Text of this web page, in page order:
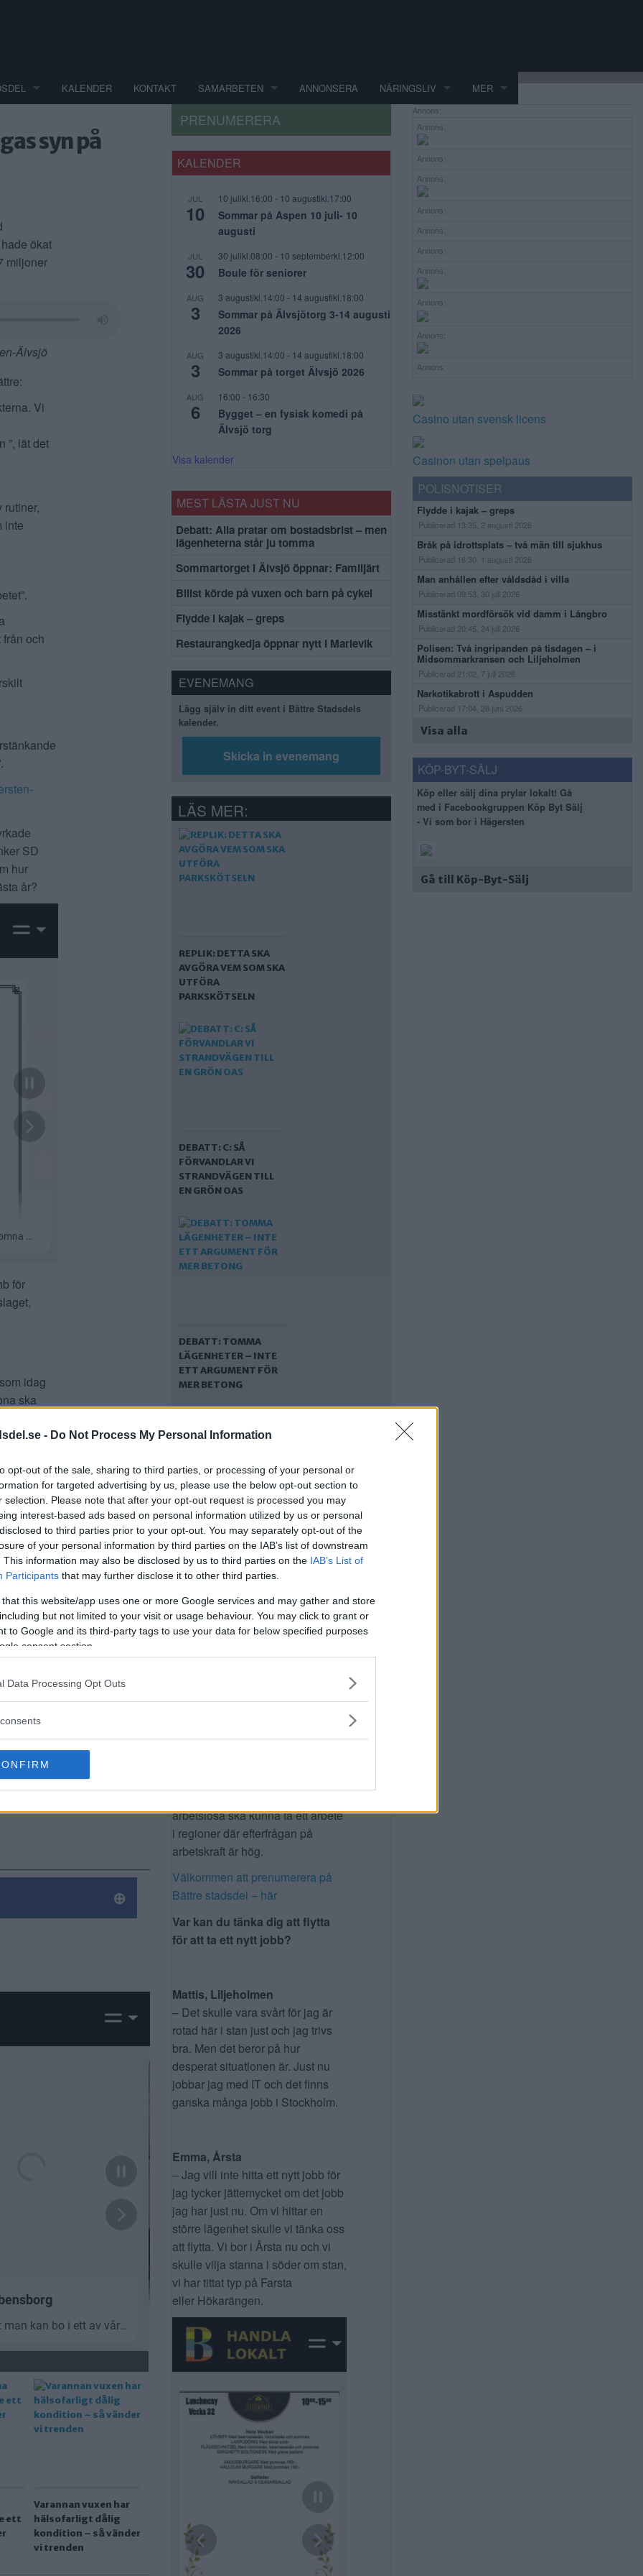
- Do Not Process My Personal Information
opt-out of the sale, sharing to third parties, or processing of your personal or
for targeted advertising by us, please use the below opt-out section to
selection. Please note that after your opt-out request is processed you may
interest-based ads based on personal information utilized by us or personal
to third parties prior to your opt-out. You may separately opt-out of the
of your personal information by third parties on the IAB’s list of downstream
This information may also be disclosed by us to third parties on the IAB’s List of
Participants that may further disclose it to other third parties.
that this website/app uses one or more Google services and may gather and store
but not limited to your visit or usage behaviour. You may click to grant or
to Google and its third-party tags to use your data for below specified purposes
consent section.
Data Processing Opt Outs
KALENDER KONTAKT SAMARBETEN ANNONSERA NÄRINGSLIV MER
syn på
ökat
miljoner
Älvsjö
Vi
”, lät det
inte
och
SD
hur
år?
för
idag
ska
Var
om
om
dyrare,
Då
ett
Varannan vuxen har
hälsofarligt dålig
kondition – så vänder
vi trenden
PRENUMERERA
KALENDER
JUL
10
10 julikl.16:00 - 10 augustikl.17:00
Sommar på Aspen 10 juli- 10
augusti
JUL
30
30 julikl.08:00 - 10 septemberkl.12:00
Boule för seniorer
AUG
3
3 augustikl.14:00 - 14 augustikl.18:00
Sommar på Älvsjötorg 3-14 augusti
2026
AUG
3
3 augustikl.14:00 - 14 augustikl.18:00
Sommar på torget Älvsjö 2026
AUG
6
16:00 - 16:30
Bygget – en fysisk komedi på
Älvsjö torg
Visa kalender
MEST LÄSTA JUST NU
Debatt: Alla pratar om bostadsbrist – men
lägenheterna står ju tomma
Sommartorget i Älvsjö öppnar: Familjärt
Bilist körde på vuxen och barn på cykel
Flydde i kajak – greps
Restaurangkedja öppnar nytt i Marievik
EVENEMANG
Lägg själv in ditt event i Bättre Stadsdels
kalender.
Skicka in evenemang
LÄS MER:
REPLIK: DETTA SKA
AVGÖRA VEM SOM SKA
UTFÖRA
PARKSKÖTSELN
DEBATT: C: SÅ
FÖRVANDLAR VI
STRANDVÄGEN TILL
EN GRÖN OAS
DEBATT: TOMMA
LÄGENHETER – INTE
ETT ARGUMENT FÖR
MER BETONG
VARANNAN VUXEN
HAR HÄLSOFARLIGT
DÅLIG KONDITION –
SÅ VÄNDER VI
DAGENS FRÅGA
Regeringen har gett
ta fram förslag på ett nytt flyttstöd
arbetslösa ska kunna ta ett arbete
i regioner där efterfrågan på
arbetskraft är hög.
Välkommen att prenumerera på
Bättre stadsdel – här
Var kan du tänka dig att flytta
för att ta ett nytt jobb?
Mattis, Liljeholmen
– Det skulle vara svårt för jag är
rotad här i stan just och jag trivs
bra. Men det beror på hur
desperat situationen är. Just nu
jobbar jag med IT och det finns
ganska många jobb i Stockholm.
Emma, Årsta
– Jag vill inte hitta ett nytt jobb för
jag tycker jättemycket om det jobb
jag har just nu. Om vi hittar en
större lägenhet skulle vi tänka oss
att flytta. Vi bor i Årsta nu och vi
skulle vilja stanna i söder om stan,
vi har tittat typ på Farsta
eller Hökarängen.
Annons:
Annons:
Annons:
Annons:
Annons:
Annons:
Annons:
Annons:
Annons:
Annons:
Annons:
Casino utan svensk licens
Casinon utan spelpaus
POLISNOTISER
Flydde i kajak – greps
Publicerad 13:35, 2 augusti 2026
Bråk på idrottsplats – två män till sjukhus
Publicerad 16:30, 1 augusti 2026
Man anhållen efter våldsdåd i villa
Publicerad 09:53, 30 juli 2026
Misstänkt mordförsök vid damm i Långbro
Publicerad 20:45, 24 juli 2026
Polisen: Två ingripanden på tisdagen – i
Midsommarkransen och Liljeholmen
Publicerad 21:02, 7 juli 2026
Narkotikabrott i Aspudden
Publicerad 17:04, 28 juni 2026
Visa alla
KÖP-BYT-SÄLJ
Köp eller sälj dina prylar lokalt! Gå
med i Facebookgruppen Köp Byt Sälj
- Vi som bor i Hägersten
Gå till Köp-Byt-Sälj